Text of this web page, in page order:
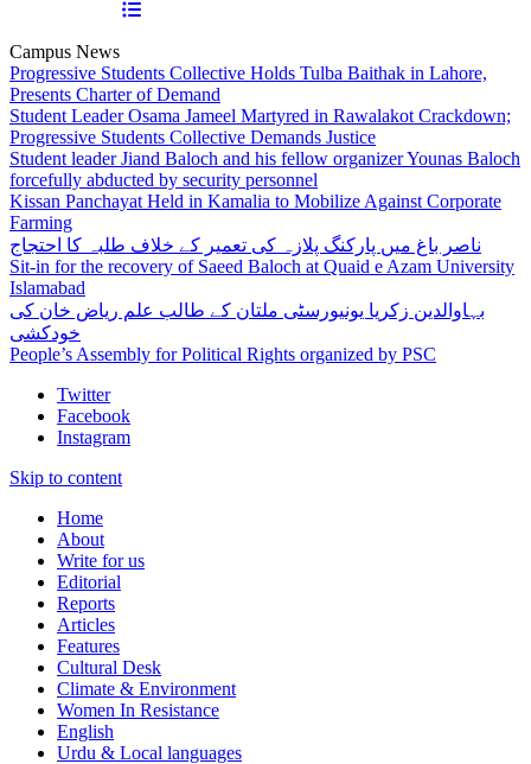
Campus News
Progressive Students Collective Holds Tulba Baithak in Lahore,
Presents Charter of Demand
Student Leader Osama Jameel Martyred in Rawalakot Crackdown;
Progressive Students Collective Demands Justice
Student leader Jiand Baloch and his fellow organizer Younas Baloch
forcefully abducted by security personnel
Kissan Panchayat Held in Kamalia to Mobilize Against Corporate
Farming
ناصر باغ میں پارکنگ پلازہ کی تعمیر کے خلاف طلبہ کا احتجاج
Sit-in for the recovery of Saeed Baloch at Quaid e Azam University
Islamabad
بہاوالدین زکریا یونیورسٹی ملتان کے طالب علم ریاض خان کی
خودکشی
People’s Assembly for Political Rights organized by PSC
Twitter
Facebook
Instagram
Skip to content
Home
About
Write for us
Editorial
Reports
Articles
Features
Cultural Desk
Climate & Environment
Women In Resistance
English
Urdu & Local languages